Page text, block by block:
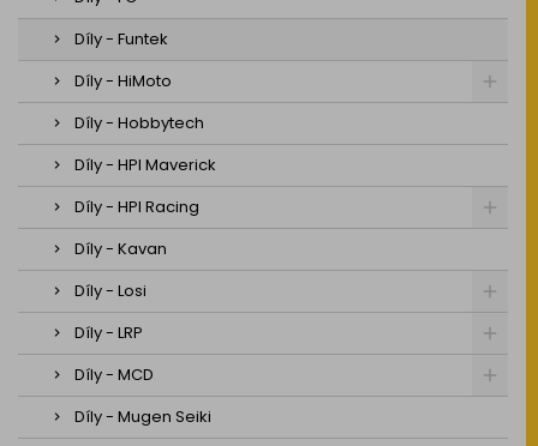
Díly - Funtek
Díly - HiMoto
Díly - Hobbytech
Díly - HPI Maverick
Díly - HPI Racing
Díly - Kavan
Díly - Losi
Díly - LRP
Díly - MCD
Díly - Mugen Seiki